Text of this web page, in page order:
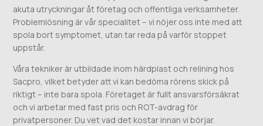
akuta utryckningar åt företag och offentliga verksamheter.
Problemlösning är vår specialitet – vi nöjer oss inte med att
spola bort symptomet, utan tar reda på varför stoppet
uppstår.
Våra tekniker är utbildade inom härdplast och relining hos
Sacpro, vilket betyder att vi kan bedöma rörens skick på
riktigt – inte bara spola. Företaget är fullt ansvarsförsäkrat
och vi arbetar med fast pris och ROT-avdrag för
privatpersoner. Du vet vad det kostar innan vi börjar.